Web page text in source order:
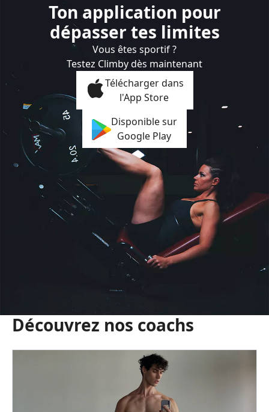
Ton application pour
dépasser tes limites
Vous êtes sportif ?
Testez Climby dès maintenant
Télécharger dans
l'App Store
Disponible sur
Google Play
Découvrez nos coachs